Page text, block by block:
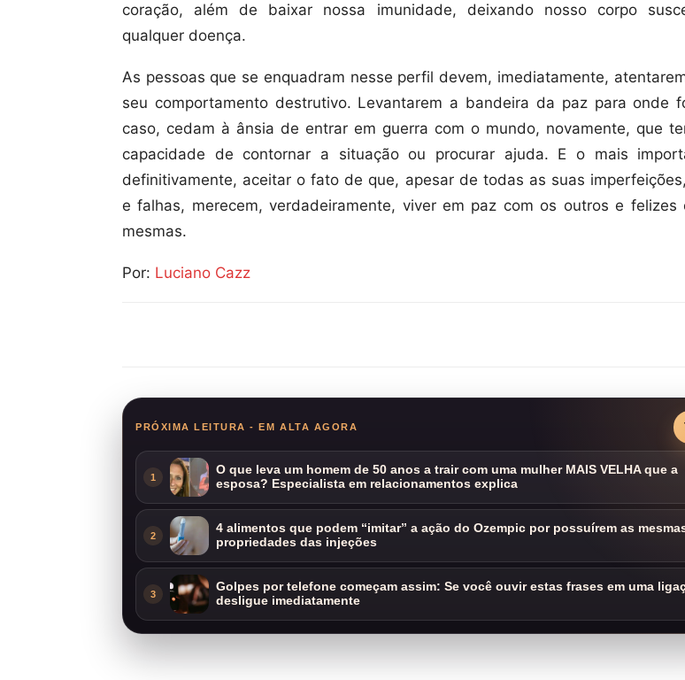
coração, além de baixar nossa imunidade, deixando nosso corpo
qualquer doença.
As pessoas que se enquadram nesse perfil devem, imediatamente,
seu comportamento destrutivo. Levantarem a bandeira da paz para onde
caso, cedam à ânsia de entrar em guerra com o mundo, novamente, que
capacidade de contornar a situação ou procurar ajuda. E o mais
definitivamente, aceitar o fato de que, apesar de todas as suas
e falhas, merecem, verdadeiramente, viver em paz com os outros e felizes
mesmas.
Por: Luciano Cazz
PRÓXIMA LEITURA - EM ALTA AGORA
1
O que leva um homem de 50 anos a trair com uma mulher MAIS VELHA que a
esposa? Especialista em relacionamentos explica
2
4 alimentos que podem “imitar” a ação do Ozempic por possuírem as
propriedades das injeções
3
Golpes por telefone começam assim: Se você ouvir estas frases em uma
desligue imediatamente